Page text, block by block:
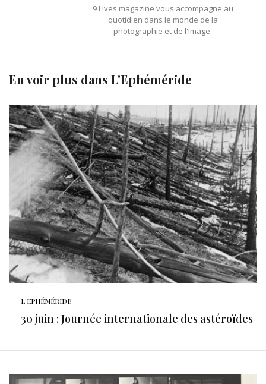
9 Lives magazine vous accompagne au
quotidien dans le monde de la
photographie et de l'Image.
En voir plus dans L'Ephéméride
L'EPHÉMÉRIDE
30 juin : Journée internationale des astéroïdes